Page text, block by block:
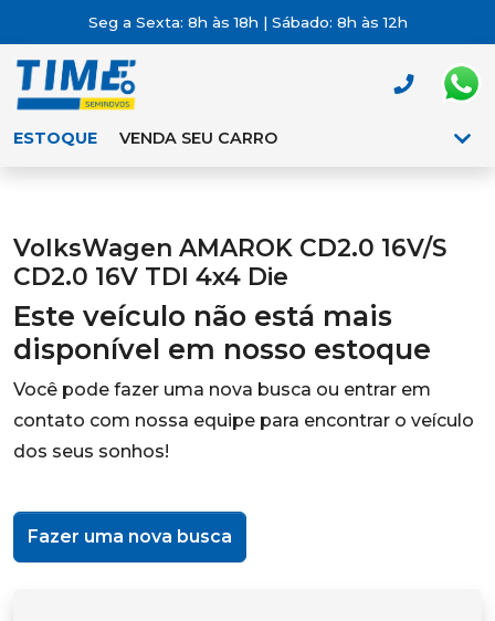
Seg a Sexta: 8h às 18h | Sábado: 8h às 12h
ESTOQUE VENDA SEU CARRO
VolksWagen AMAROK CD2.0 16V/S
CD2.0 16V TDI 4x4 Die
Este veículo não está mais
disponível em nosso estoque
Você pode fazer uma nova busca ou entrar em
contato com nossa equipe para encontrar o veículo
dos seus sonhos!
Fazer uma nova busca